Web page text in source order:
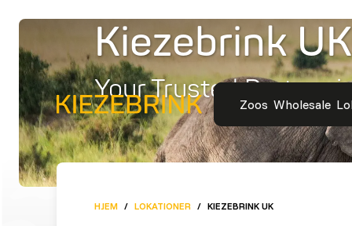
Zoos Wholesale
Kiezebrink UK
Your Trusted Partner
HJEM / LOKATIONER / KIEZEBRINK UK